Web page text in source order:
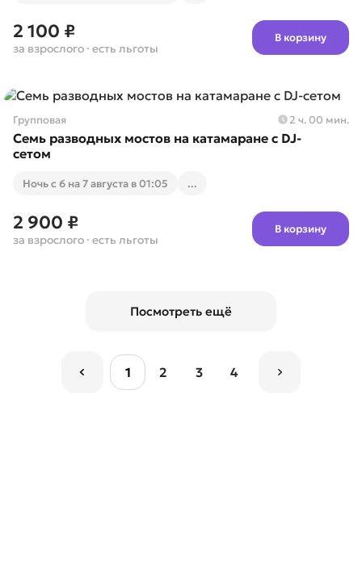
2 100 ₽
за взрослого · есть льготы
В корзину
Групповая 2 ч. 00 мин.
Семь разводных мостов на катамаране с DJ-
сетом
Ночь с 6 на 7 августа в 01:05 ...
2 900 ₽
за взрослого · есть льготы
В корзину
Посмотреть ещё
1 2 3 4